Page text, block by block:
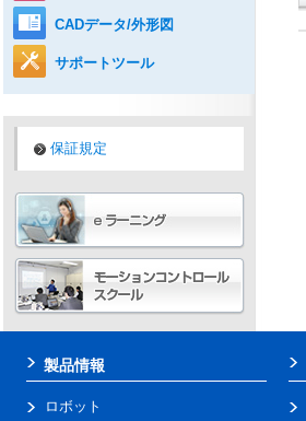
CADデータ/外形図
サポートツール
保証規定
製品情報
ロボット